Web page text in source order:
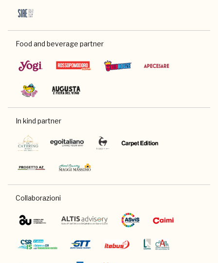
Food and beverage partner
In kind partner
Collaborazioni